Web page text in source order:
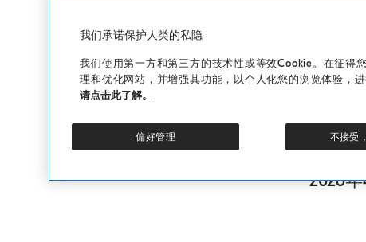
纽约
2026
我们承诺保护人类的私隐
我们使用第一方和第三方的技术性或等效Cookie。在征得
理和优化网站，并增强其功能，以个人化您的浏览体验，
请点击此了解。
不接受
偏好管理